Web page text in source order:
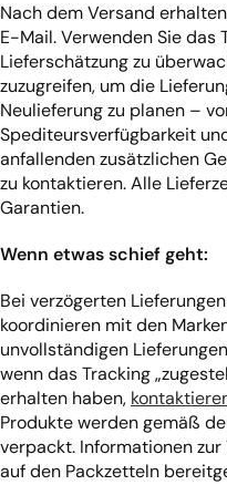
Nach dem Versand
E-Mail. Verwenden Sie das
Lieferschätzung zu
zuzugreifen, um die
Neulieferung zu planen –
Spediteursverfügbarkeit
anfallenden zusätzlichen
zu kontaktieren. Alle
Garantien.
Wenn etwas schief geht:
Bei verzögerten Lieferungen
koordinieren mit den
unvollständigen
wenn das Tracking
erhalten haben,
Produkte werden gemäß
verpackt. Informationen
auf den Packzetteln